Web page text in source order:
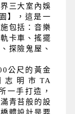
三大室內娛
】，這是一
包括：音樂
卡車、搖擺
探險鬼屋、
公尺的黃金
志明市TA
一手打造，
青苔般的設